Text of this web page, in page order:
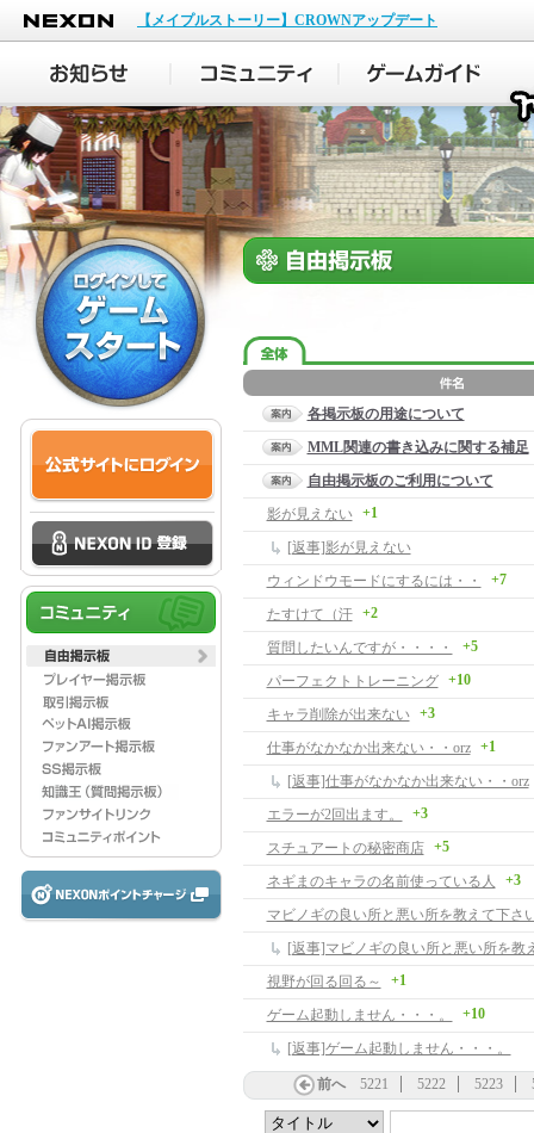
NEXON
【メイプルストーリー】CROWNアップデート
各掲示板の用途について
MML関連の書き込みに関する補足
自由掲示板のご利用について
影が見えない
+1
[返事]影が見えない
ウィンドウモードにするには・・
+7
たすけて（汗 +2
質問したいんですが・・・・ +5
パーフェクトトレーニング +10
キャラ削除が出来ない +3
仕事がなかなか出来ない・・orz +1
[返事]仕事がなかなか出来ない・・orz
エラーが2回出ます。
+3
スチュアートの秘密商店 +5
ネギまのキャラの名前使っている人 +3
マビノギの良い所と悪い所を教えて下さ
[返事]マビノギの良い所と悪い所を教
視野が回る回る～
+1
ゲーム起動しません・・・。 +10
[返事]ゲーム起動しません・・・。
前へ 5221 5222 5223